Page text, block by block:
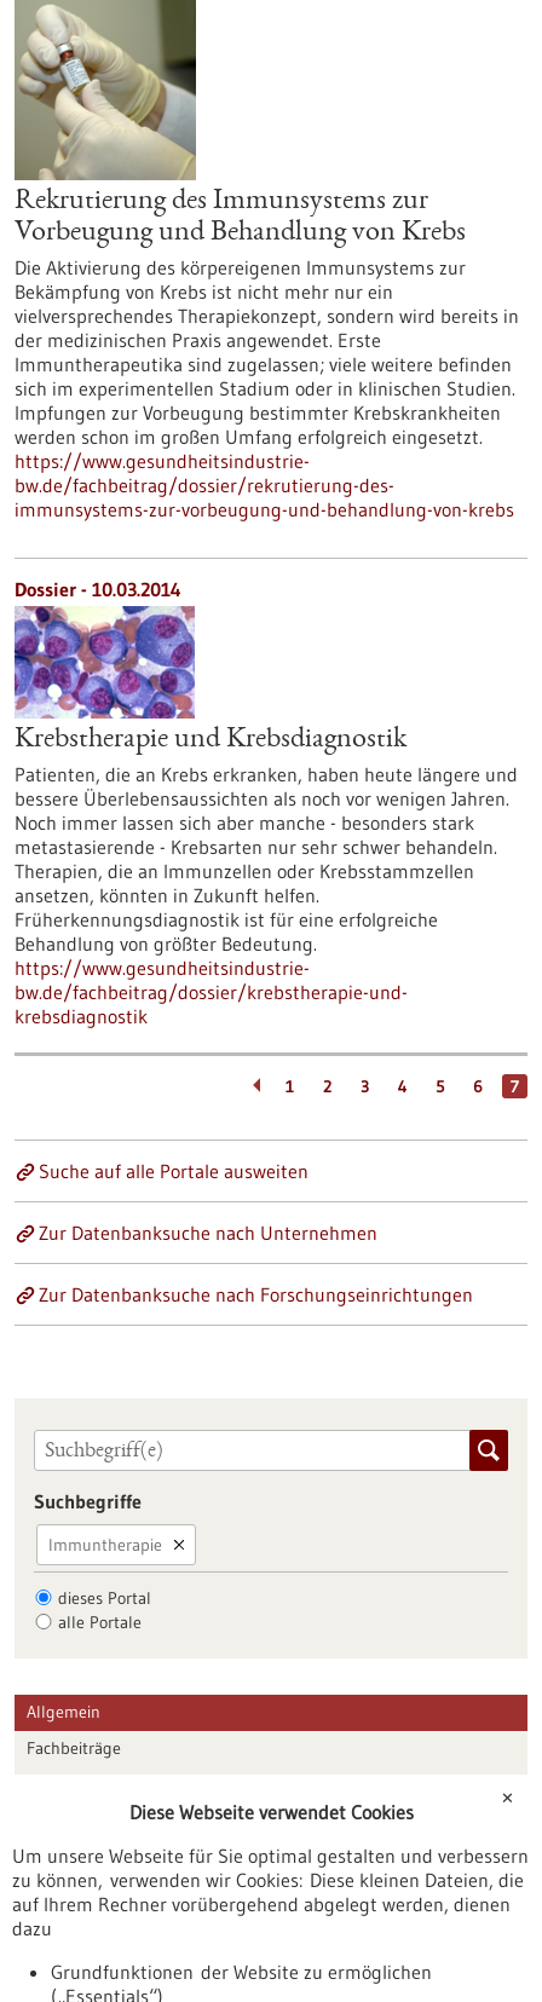
Rekrutierung des Immunsystems zur
Vorbeugung und Behandlung von Krebs
Die Aktivierung des körpereigenen Immunsystems zur
Bekämpfung von Krebs ist nicht mehr nur ein
vielversprechendes Therapiekonzept, sondern wird bereits in
der medizinischen Praxis angewendet. Erste
Immuntherapeutika sind zugelassen; viele weitere befinden
sich im experimentellen Stadium oder in klinischen Studien.
Impfungen zur Vorbeugung bestimmter Krebskrankheiten
werden schon im großen Umfang erfolgreich eingesetzt.
https://www.gesundheitsindustrie-
bw.de/fachbeitrag/dossier/rekrutierung-des-
immunsystems-zur-vorbeugung-und-behandlung-von-krebs
Dossier - 10.03.2014
Krebstherapie und Krebsdiagnostik
Patienten, die an Krebs erkranken, haben heute längere und
bessere Überlebensaussichten als noch vor wenigen Jahren.
Noch immer lassen sich aber manche - besonders stark
metastasierende - Krebsarten nur sehr schwer behandeln.
Therapien, die an Immunzellen oder Krebsstammzellen
ansetzen, könnten in Zukunft helfen.
Früherkennungsdiagnostik ist für eine erfolgreiche
Behandlung von größter Bedeutung.
https://www.gesundheitsindustrie-
bw.de/fachbeitrag/dossier/krebstherapie-und-
krebsdiagnostik
1 2 3 4 5 6 7
Suche auf alle Portale ausweiten
Zur Datenbanksuche nach Unternehmen
Zur Datenbanksuche nach Forschungseinrichtungen
Suchbegriffe
Immuntherapie
dieses Portal
alle Portale
Allgemein
Fachbeiträge
Veranstaltungen
Erscheinungsdatum
✕
Diese Webseite verwendet Cookies
Um unsere Webseite für Sie optimal gestalten und verbessern
zu können, verwenden wir Cookies: Diese kleinen Dateien, die
auf Ihrem Rechner vorübergehend abgelegt werden, dienen
dazu
Grundfunktionen der Website zu ermöglichen
(„Essentials“)